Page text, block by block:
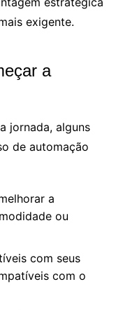
exigente.
a
jornada, alguns
de automação
a
ou
com seus
com o